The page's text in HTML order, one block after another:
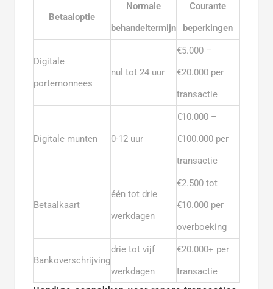
Betaaloptie
Normale
behandeltermijn
Courante
beperkingen
Digitale
portemonnees
nul tot 24 uur
€5.000 –
€20.000 per
transactie
Digitale munten 0-12 uur
€10.000 –
€100.000 per
transactie
Betaalkaart
één tot drie
werkdagen
€2.500 tot
€10.000 per
overboeking
Bankoverschrijving
drie tot vijf
werkdagen
€20.000+ per
transactie